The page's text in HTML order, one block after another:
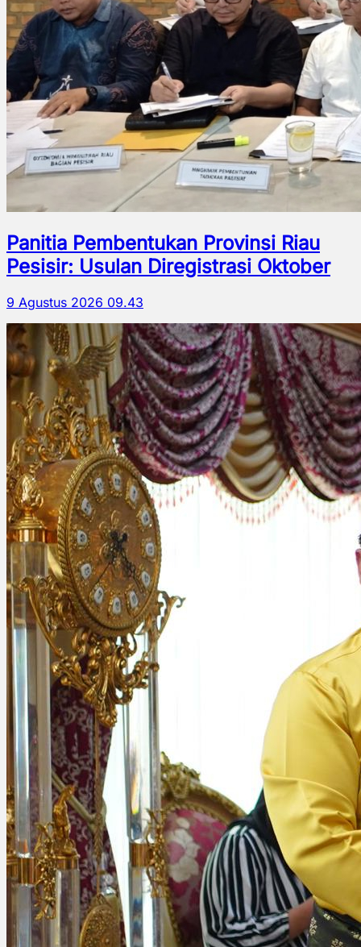
Panitia Pembentukan Provinsi Riau
Pesisir: Usulan Diregistrasi Oktober
9 Agustus 2026 09.43